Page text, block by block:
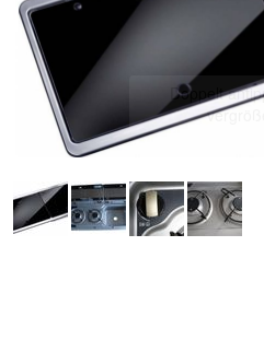
Doppelt